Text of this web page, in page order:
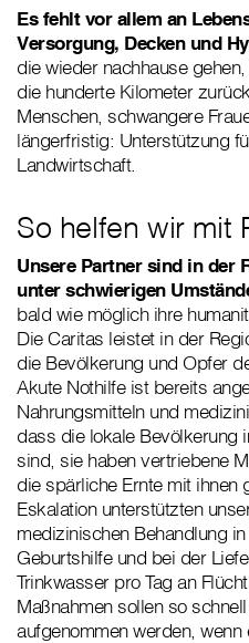
Es fehlt vor allem an
Versorgung, Decken und
die wieder nachhause
die hunderte Kilometer
Menschen, schwangere
längerfristig: Unterstützung
Landwirtschaft.
So helfen wir mit
Unsere Partner sind in der
unter schwierigen
bald wie möglich ihre
Die Caritas leistet in der
die Bevölkerung und Opfer
Akute Nothilfe ist bereits
Nahrungsmitteln und
dass die lokale Bevölkerung
sind, sie haben vertriebene
die spärliche Ernte mit ihnen
Eskalation unterstützten
medizinischen Behandlung
Geburtshilfe und bei der
Trinkwasser pro Tag an
Maßnahmen sollen so
aufgenommen werden, wenn